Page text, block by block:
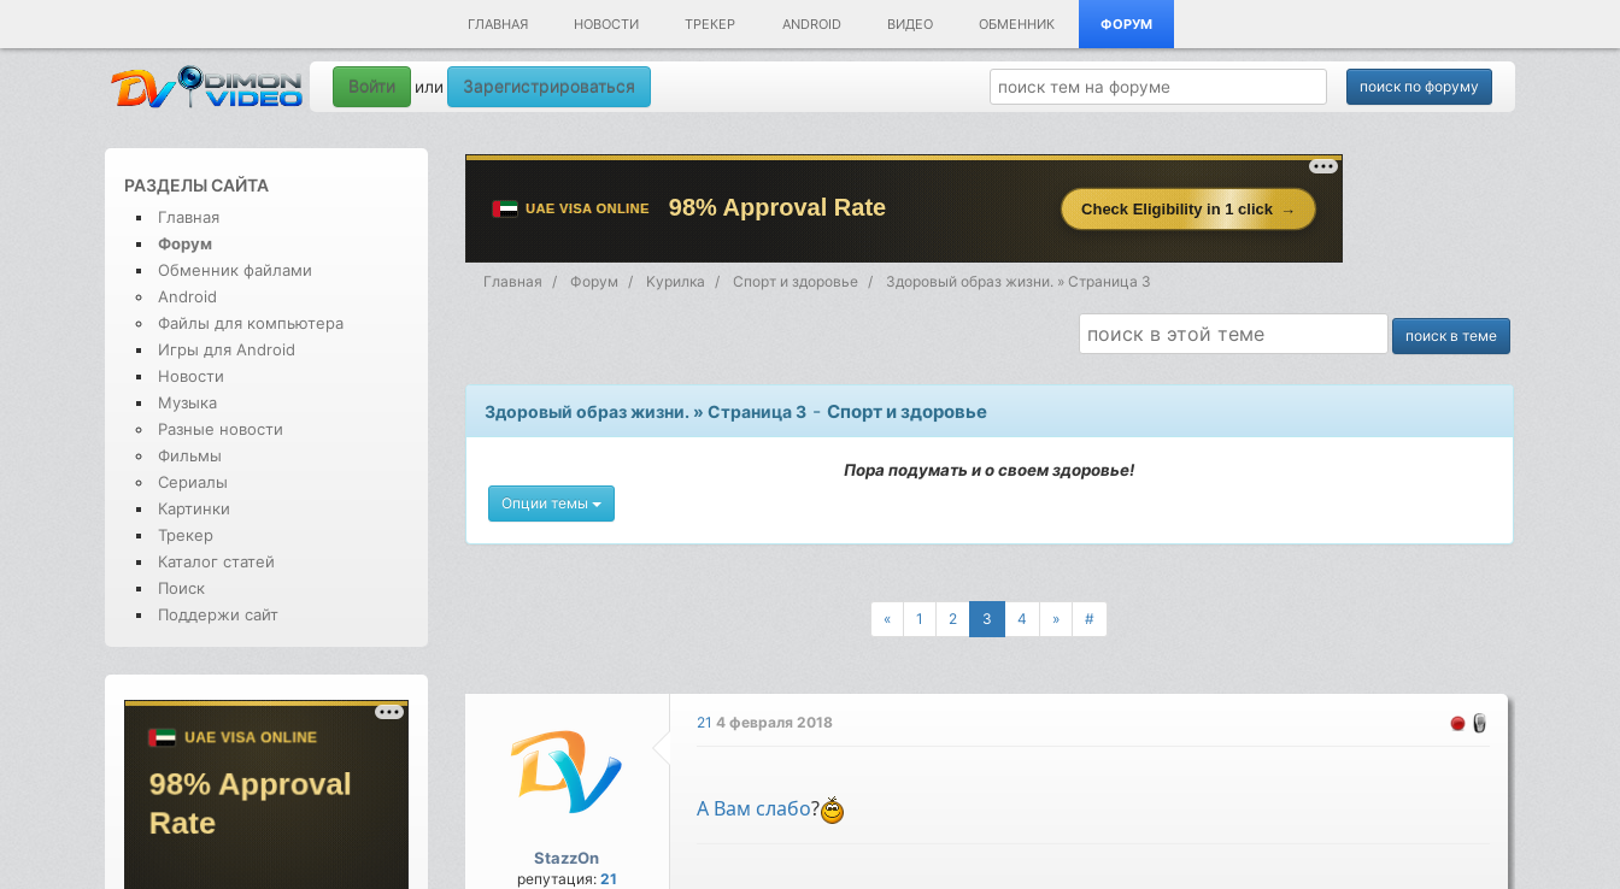
ГЛАВНАЯ НОВОСТИ ТРЕКЕР ANDROID ВИДЕО ОБМЕННИК ФОРУМ
Войти или Зарегистрироваться
РАЗДЕЛЫ САЙТА
Главная
Форум
Обменник файлами
Android
Файлы для компьютера
Игры для Android
Новости
Музыка
Разные новости
Фильмы
Сериалы
Картинки
Трекер
Каталог статей
Поиск
Поддержи сайт
Главная Форум Kурилка Спорт и здоровье Здоровый образ жизни. » Страница 3
Здоровый образ жизни. » Страница 3- Спорт и здоровье
Пора подумать и о своем здоровье!
Опции темы
« 1 2 3 4 » #
StazzOn
репутация: 21
214 февраля 2018
А Вам слабо?